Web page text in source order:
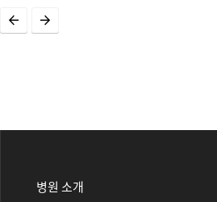
병원 소개